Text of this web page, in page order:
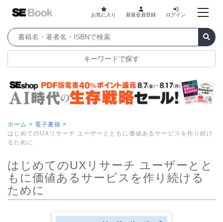
お気に入り 新規会員登録 ログイン
キーワードで探す
ホーム > 電子書籍 >
はじめてのUXリサーチ ユーザーとともに価値あるサービスを作り続け
るために
はじめてのUXリサーチ ユーザーとと
もに価値あるサービスを作り続ける
ために